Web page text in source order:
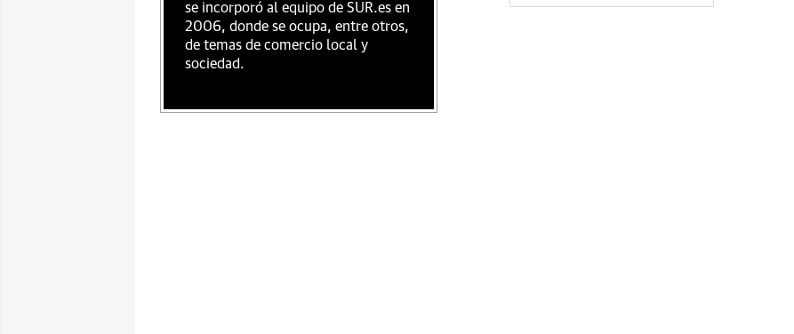
se incorporó al equipo de SUR.es en
2006, donde se ocupa, entre otros,
de temas de comercio local y
sociedad.